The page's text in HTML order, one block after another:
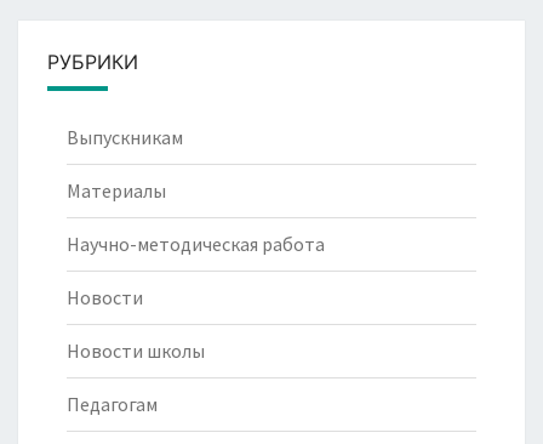
РУБРИКИ
Выпускникам
Материалы
Научно-методическая работа
Новости
Новости школы
Педагогам